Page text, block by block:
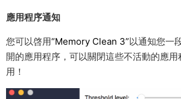
應用程序通知
您可以啓用“Memory Clean 3”以通知您一
開的應用程序，可以關閉這些不活動的應
用！